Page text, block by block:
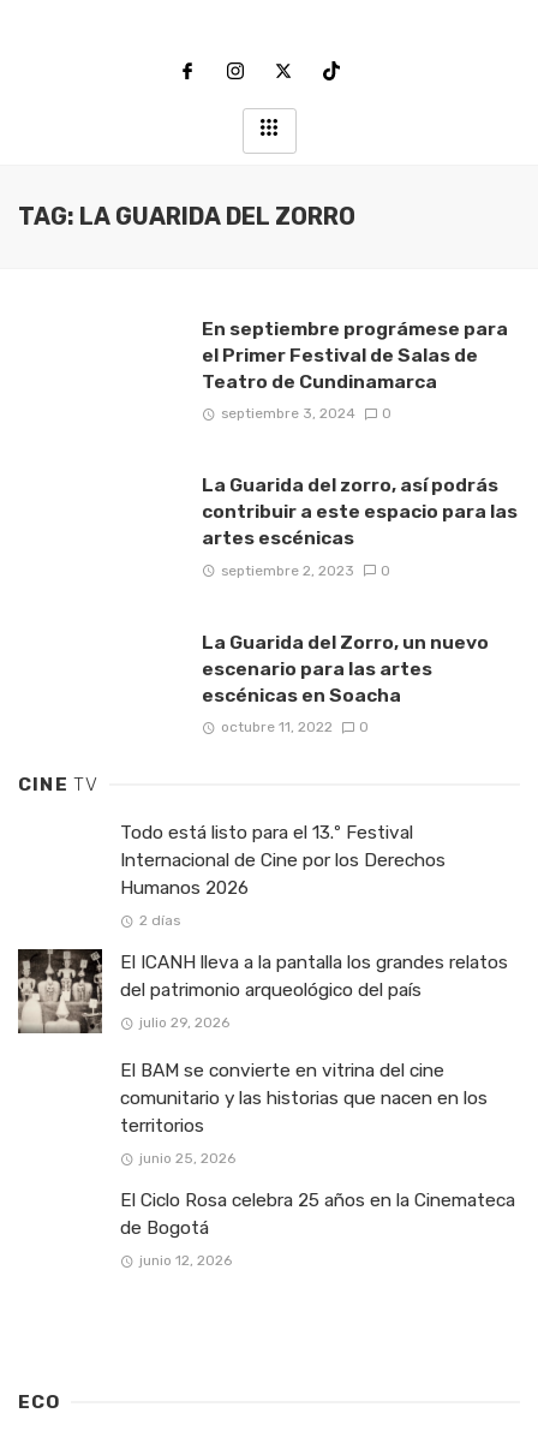
TAG: LA GUARIDA DEL ZORRO
En septiembre prográmese para
el Primer Festival de Salas de
Teatro de Cundinamarca
septiembre 3, 2024 0
La Guarida del zorro, así podrás
contribuir a este espacio para las
artes escénicas
septiembre 2, 2023 0
La Guarida del Zorro, un nuevo
escenario para las artes
escénicas en Soacha
octubre 11, 2022 0
CINETV
Todo está listo para el 13.º Festival
Internacional de Cine por los Derechos
Humanos 2026
2 días
El ICANH lleva a la pantalla los grandes relatos
del patrimonio arqueológico del país
julio 29, 2026
El BAM se convierte en vitrina del cine
comunitario y las historias que nacen en los
territorios
junio 25, 2026
El Ciclo Rosa celebra 25 años en la Cinemateca
de Bogotá
junio 12, 2026
ECO